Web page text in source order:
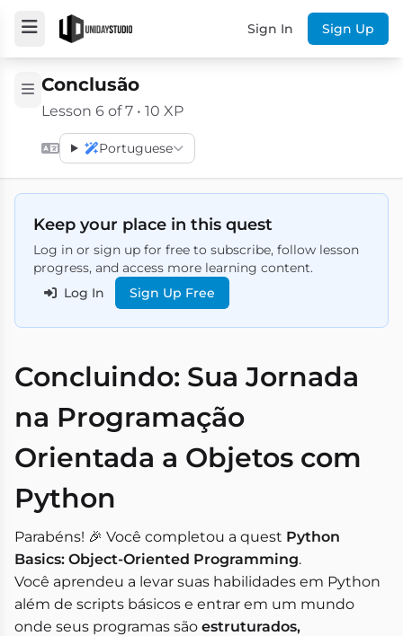
Sign In Sign Up
Conclusão
Lesson 6 of 7 • 10 XP
Portuguese
Keep your place in this quest
Log in or sign up for free to subscribe, follow lesson
progress, and access more learning content.
Log In
Sign Up Free
Concluindo: Sua Jornada
na Programação
Orientada a Objetos com
Python
Parabéns! 🎉 Você completou a quest Python
Basics: Object-Oriented Programming.
Você aprendeu a levar suas habilidades em Python
além de scripts básicos e entrar em um mundo
onde seus programas são estruturados,